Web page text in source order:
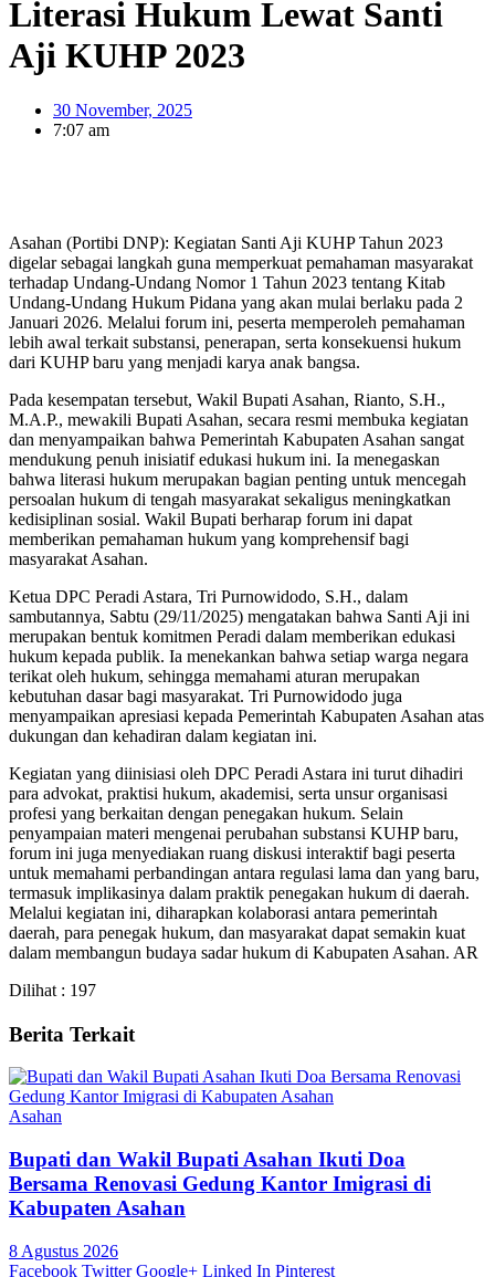
Literasi Hukum Lewat Santi
Aji KUHP 2023
30 November, 2025
7:07 am
Asahan (Portibi DNP): Kegiatan Santi Aji KUHP Tahun 2023
digelar sebagai langkah guna memperkuat pemahaman masyarakat
terhadap Undang-Undang Nomor 1 Tahun 2023 tentang Kitab
Undang-Undang Hukum Pidana yang akan mulai berlaku pada 2
Januari 2026. Melalui forum ini, peserta memperoleh pemahaman
lebih awal terkait substansi, penerapan, serta konsekuensi hukum
dari KUHP baru yang menjadi karya anak bangsa.
Pada kesempatan tersebut, Wakil Bupati Asahan, Rianto, S.H.,
M.A.P., mewakili Bupati Asahan, secara resmi membuka kegiatan
dan menyampaikan bahwa Pemerintah Kabupaten Asahan sangat
mendukung penuh inisiatif edukasi hukum ini. Ia menegaskan
bahwa literasi hukum merupakan bagian penting untuk mencegah
persoalan hukum di tengah masyarakat sekaligus meningkatkan
kedisiplinan sosial. Wakil Bupati berharap forum ini dapat
memberikan pemahaman hukum yang komprehensif bagi
masyarakat Asahan.
Ketua DPC Peradi Astara, Tri Purnowidodo, S.H., dalam
sambutannya, Sabtu (29/11/2025) mengatakan bahwa Santi Aji ini
merupakan bentuk komitmen Peradi dalam memberikan edukasi
hukum kepada publik. Ia menekankan bahwa setiap warga negara
terikat oleh hukum, sehingga memahami aturan merupakan
kebutuhan dasar bagi masyarakat. Tri Purnowidodo juga
menyampaikan apresiasi kepada Pemerintah Kabupaten Asahan atas
dukungan dan kehadiran dalam kegiatan ini.
Kegiatan yang diinisiasi oleh DPC Peradi Astara ini turut dihadiri
para advokat, praktisi hukum, akademisi, serta unsur organisasi
profesi yang berkaitan dengan penegakan hukum. Selain
penyampaian materi mengenai perubahan substansi KUHP baru,
forum ini juga menyediakan ruang diskusi interaktif bagi peserta
untuk memahami perbandingan antara regulasi lama dan yang baru,
termasuk implikasinya dalam praktik penegakan hukum di daerah.
Melalui kegiatan ini, diharapkan kolaborasi antara pemerintah
daerah, para penegak hukum, dan masyarakat dapat semakin kuat
dalam membangun budaya sadar hukum di Kabupaten Asahan. AR
Dilihat : 197
Berita Terkait
Asahan
Bupati dan Wakil Bupati Asahan Ikuti Doa
Bersama Renovasi Gedung Kantor Imigrasi di
Kabupaten Asahan
8 Agustus 2026
Facebook Twitter Google+ Linked In Pinterest